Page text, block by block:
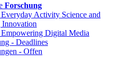
Forschung
Activity Science and
Innovation
Digital Media
- Deadlines
- Offen